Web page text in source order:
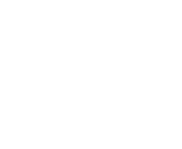
Que
permis